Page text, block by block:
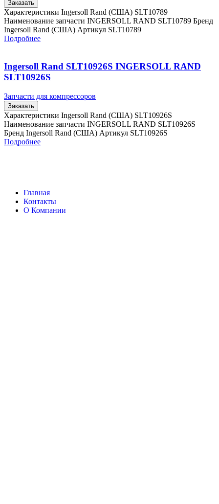
Заказать
Характеристики Ingersoll Rand (США) SLT10789
Наименование запчасти INGERSOLL RAND SLT10789 Бренд
Ingersoll Rand (США) Артикул SLT10789
Подробнее
Ingersoll Rand SLT10926S INGERSOLL RAND
SLT10926S
Запчасти для компрессоров
Заказать
Характеристики Ingersoll Rand (США) SLT10926S
Наименование запчасти INGERSOLL RAND SLT10926S
Бренд Ingersoll Rand (США) Артикул SLT10926S
Подробнее
Главная
Контакты
О Компании